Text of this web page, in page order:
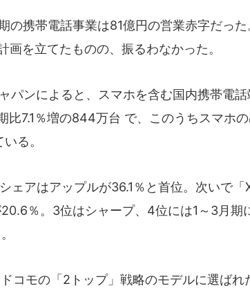
の携帯電話事業は81億円の営業赤字だっ
画を立てたものの、振るわなかった。
パンによると、スマホを含む国内携帯電
比7.1％増の844万台 で、このうちスマホ
る。
ェアはアップルが36.1％と首位。次いで「
％。3位はシャープ、4位には1～3月期
コモの「2トップ」戦略のモデルに選ばれ